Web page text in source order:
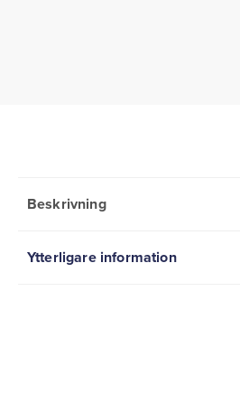
Beskrivning
Ytterligare information